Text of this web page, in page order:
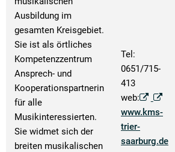
Ausbildung im
gesamten Kreisgebiet.
Sie ist als örtliches
Kompetenzzentrum
Ansprech- und
Kooperationspartnerin
für alle
Musikinteressierten.
Sie widmet sich der
breiten musikalischen
Tel:
0651/715-
413
web:
www.kms-
trier-
saarburg.de